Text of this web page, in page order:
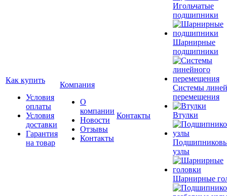
Как купить
Условия
оплаты
Условия
доставки
Гарантия
на товар
Компания
О
компании
Новости
Отзывы
Контакты
Контакты
Игольчатые
подшипники
Шарнирные
подшипники
Системы
перемещения
Втулки
узлы
Шарнирные